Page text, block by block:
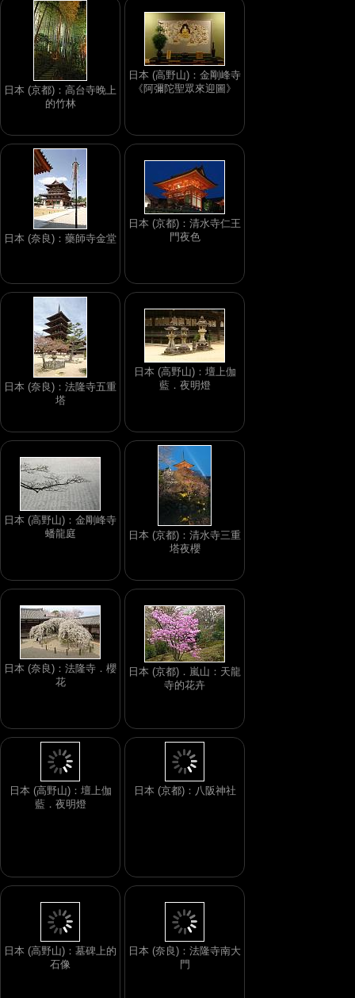
日本 (京都)：高台寺晚上
的竹林
日本 (高野山)：金剛峰寺
《阿彌陀聖眾來迎圖》
日本 (奈良)：藥師寺金堂
日本 (京都)：清水寺仁王
門夜色
日本 (奈良)：法隆寺五重
塔
日本 (高野山)：壇上伽
藍．夜明燈
日本 (高野山)：金剛峰寺
蟠龍庭
日本 (京都)：清水寺三重
塔夜櫻
日本 (奈良)：法隆寺．櫻
花
日本 (京都)．嵐山：天龍
寺的花卉
日本 (高野山)：墓碑上的
日本 (奈良)：法隆寺南大